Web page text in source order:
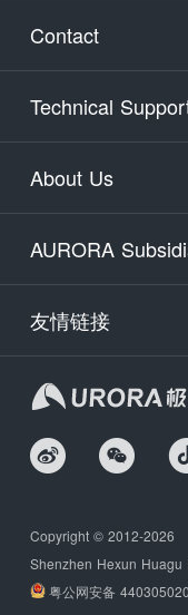
Contact
Technical
About Us
AURORA
友情链接
Copyright © 2012-2026
Shenzhen Hexun Huagu
粤公网安备